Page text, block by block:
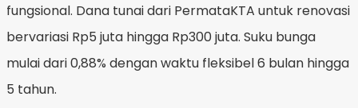
fungsional. Dana tunai dari PermataKTA untuk renovasi
bervariasi Rp5 juta hingga Rp300 juta. Suku bunga
mulai dari 0,88% dengan waktu fleksibel 6 bulan hingga
5 tahun.